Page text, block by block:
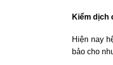
Kiểm dịch
Hiện nay
bảo cho